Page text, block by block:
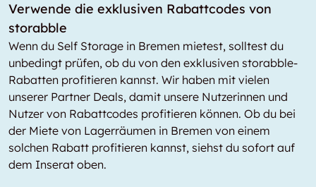
Verwende die exklusiven Rabattcodes von
storabble
Wenn du Self Storage in Bremen mietest, solltest du
unbedingt prüfen, ob du von den exklusiven storabble-
Rabatten profitieren kannst. Wir haben mit vielen
unserer Partner Deals, damit unsere Nutzerinnen und
Nutzer von Rabattcodes profitieren können. Ob du bei
der Miete von Lagerräumen in Bremen von einem
solchen Rabatt profitieren kannst, siehst du sofort auf
dem Inserat oben.